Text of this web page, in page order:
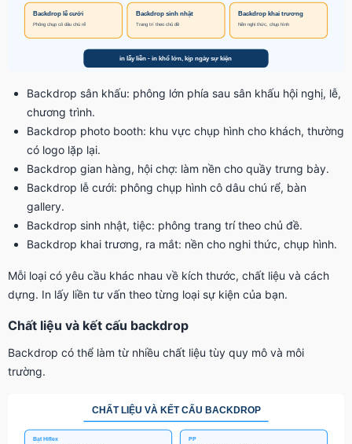
Backdrop sân khấu: phông lớn phía sau sân khấu hội nghị, lễ,
chương trình.
Backdrop photo booth: khu vực chụp hình cho khách, thường
có logo lặp lại.
Backdrop gian hàng, hội chợ: làm nền cho quầy trưng bày.
Backdrop lễ cưới: phông chụp hình cô dâu chú rể, bàn
gallery.
Backdrop sinh nhật, tiệc: phông trang trí theo chủ đề.
Backdrop khai trương, ra mắt: nền cho nghi thức, chụp hình.
Mỗi loại có yêu cầu khác nhau về kích thước, chất liệu và cách
dựng. In lấy liền tư vấn theo từng loại sự kiện của bạn.
Chất liệu và kết cấu backdrop
Backdrop có thể làm từ nhiều chất liệu tùy quy mô và môi
trường.